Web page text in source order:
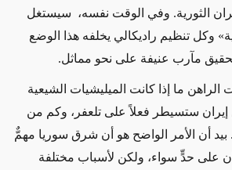
الثورية. وفي الوقت نفسه، سيستغل
وكل تنظيم راديكالي يخلفه هذا الوضع
مآرب عنيفة على نحو مماثل.
ما إذا كانت الميليشيات الشيعية
إيران ستسيطر فعلاً على تلعفر، وكم من
أن الأمر الواضح هو أن شرق سوريا مهمٌّ
على حدٍّ سواء، ولكن لأسباب مختلفة